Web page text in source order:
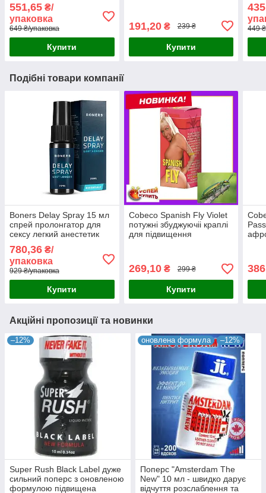
кокоса 75 мл Австрія
551,65 ₴/
упаковка
649 ₴/упаковка
Купити
191,20₴ 239 ₴
Купити
449
Подібні товари компанії
Boners Delay Spray 15 мл
спрей пролонгатор для
сексу легкий анестетик
лаурет-9 + метил лактат
Нідерланди
780,36 ₴/
упаковка
929 ₴/упаковка
Купити
Cobeco Spanish Fly Violet
потужні збуджуючіі краплі
для підвищення
Нідерланди
269,10₴ 299 ₴
Купити
Акційні пропозиції та новинки
–12%
Super Rush Black Label дуже
сильний поперс з оновленою
формулою підвищена
оновлена формула –12%
Поперс "Amsterdam The
New" 10 мл - швидко дарує
відчуття розслаблення та